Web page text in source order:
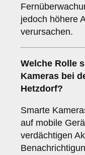
jedoch höhere
verursachen.
Welche Rolle
Kameras bei
Hetzdorf?
Smarte
auf mobile
verdächtigen